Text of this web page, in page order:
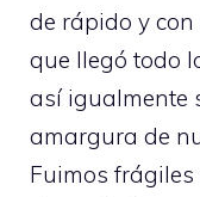
de rápido y
que llegó todo
así igualmente
amargura de
Fuimos frágiles